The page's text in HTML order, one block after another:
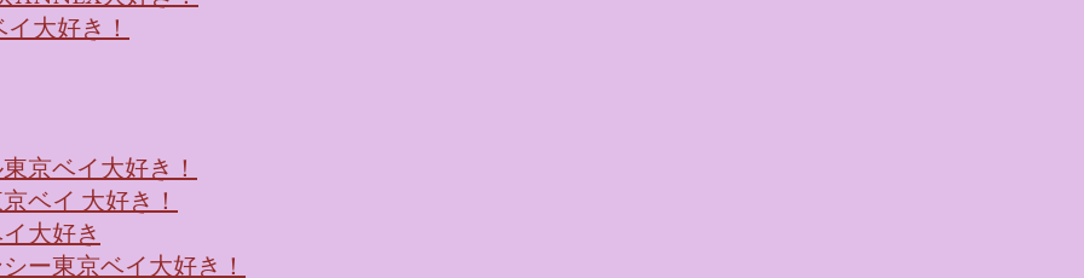
大好き！
京ベイ大好き！
ベイ 大好き！
大好き
ー東京ベイ大好き！